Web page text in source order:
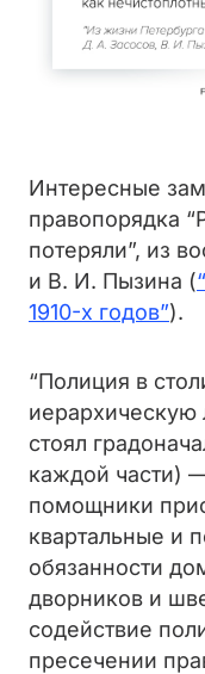
Интересные
правопорядка
потеряли”, из
и В. И. Пызина (
1910-х годов”).
“Полиция в
иерархическую
стоял
каждой части)
помощники
квартальные и
обязанности
дворников и
содействие
пресечении